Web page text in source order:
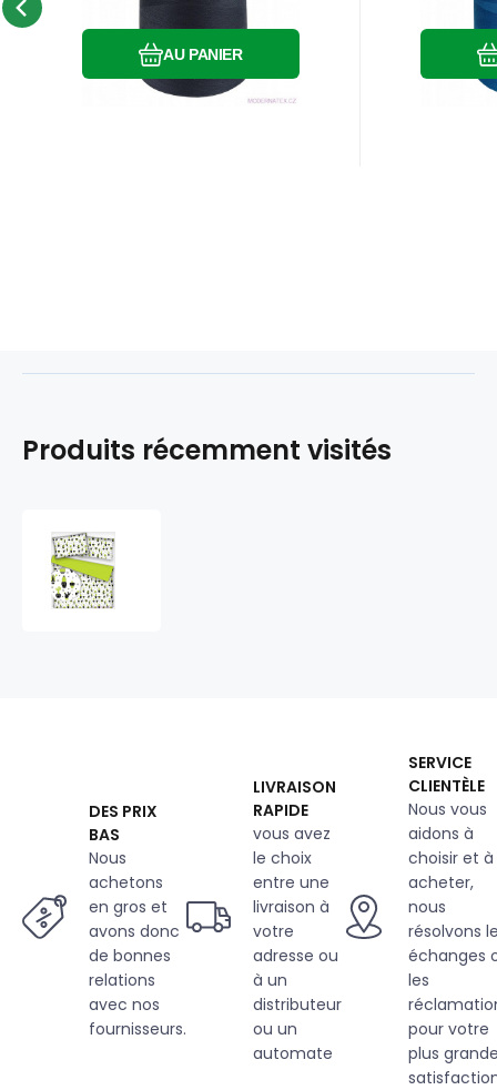
AU PANIER
Produits récemment visités
cactus
fond
blanc
DES PRIX
BAS
Nous
achetons
en gros et
avons donc
de bonnes
relations
avec nos
fournisseurs.
LIVRAISON
RAPIDE
vous avez
le choix
entre une
livraison à
votre
adresse ou
à un
distributeur
ou un
automate
SERVICE
CLIENTÈLE
Nous vous
aidons à
choisir et à
acheter,
nous
résolvons
échanges
les
pour votre
plus